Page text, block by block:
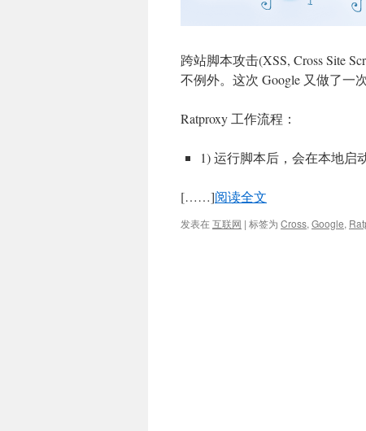
跨站脚本攻击(XSS, Cross Site
不例外。这次 Google 又做了一
Ratproxy 工作流程：
1) 运行脚本后，会在本地启
[……]阅读全文
发表在互联网 | 标签为 Cross, Google,